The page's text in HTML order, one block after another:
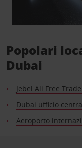
Popolari
Dubai
Jebel Ali Free
Dubai ufficio
Aeroporto